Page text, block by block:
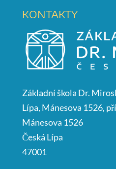
KONTAKTY
Základní škola Dr.
Lípa, Mánesova 1526,
Mánesova 1526
Česká Lípa
47001